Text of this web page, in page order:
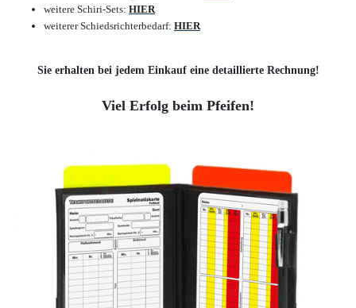
weitere Schiri-Sets: HIER
weiterer Schiedsrichterbedarf: HIER
Sie erhalten bei jedem Einkauf eine detaillierte Rechnung!
Viel Erfolg beim Pfeifen!